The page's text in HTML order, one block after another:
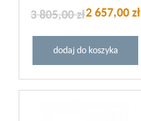
2 657,00 zł
3 805,00 zł
dodaj do koszyka